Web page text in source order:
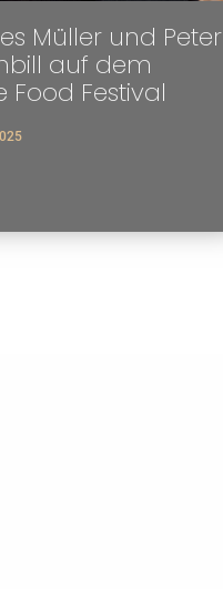
Müller und Peter
auf dem
Food Festival